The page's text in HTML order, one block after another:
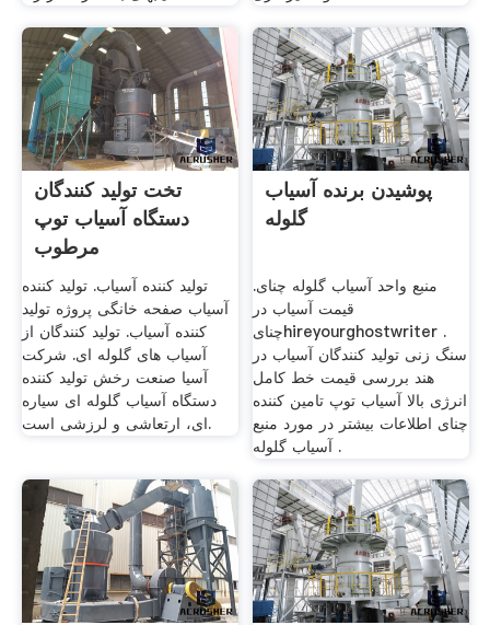
تخت تولید کنندگان
دستگاه آسیاب توپ
مرطوب
تولید کننده آسیاب. تولید کننده
آسیاب صفحه خانگی پروژه تولید
کننده آسیاب. تولید کنندگان از
آسیاب های گلوله ای. شرکت
آسیا صنعت رخش تولید کننده
دستگاه آسیاب گلوله ای سیاره
ای، ارتعاشی و لرزشی است.
پوشیدن برنده آسیاب
گلوله
منبع واحد آسیاب گلوله چنای.
قیمت آسیاب در
چنایhireyourghostwriter .
سنگ زنی تولید کنندگان آسیاب در
هند بررسی قیمت خط کامل
انرژی بالا آسیاب توپ تامین کننده
چنای اطلاعات بیشتر در مورد منبع
آسیاب گلوله .